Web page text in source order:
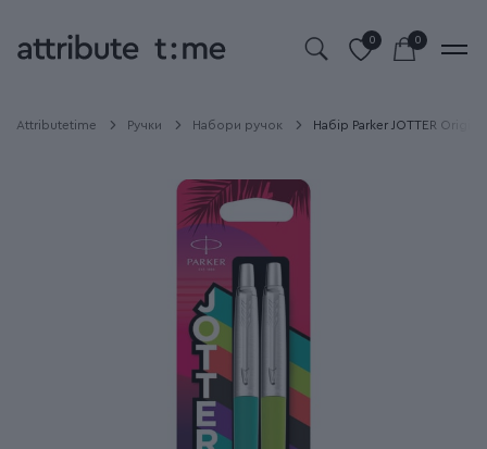
0 0
Attributetime Ручки Набори ручок Набір Parker JOTTER